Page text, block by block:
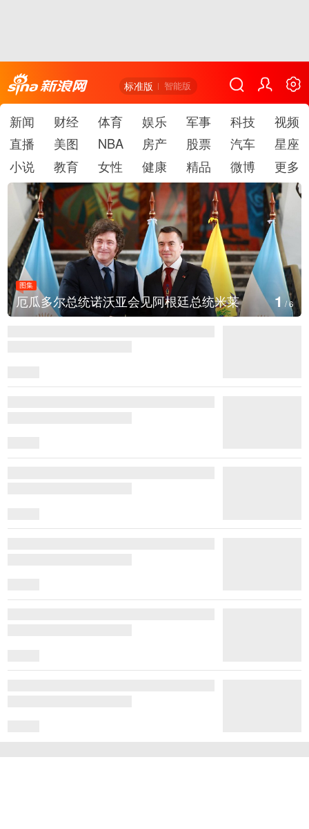
标准版 智能版
新闻 财经 体育 娱乐 军事 科技
视频
直播
美图 NBA 房产 股票 汽车
星座
小说
教育 女性 健康 精品 微博 更多
图集
厄瓜多尔总统诺沃亚会见阿根廷总统米莱 1/6